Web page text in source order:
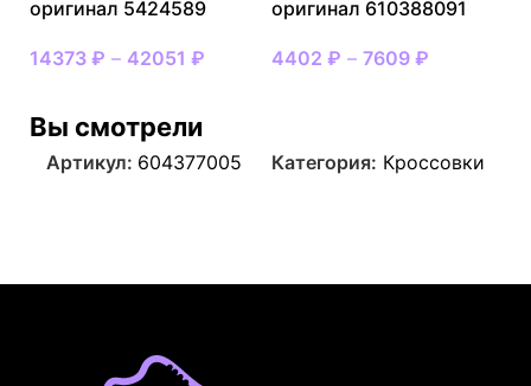
оригинал 5424589
14373 ₽ – 42051 ₽
оригинал 610388091
4402 ₽ – 7609 ₽
Вы смотрели
Артикул: 604377005 Категория: Кроссовки